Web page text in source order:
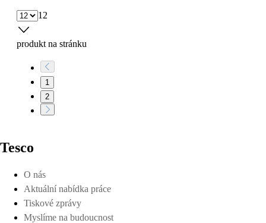
12
produkt na stránku
1
2
Tesco
O nás
Aktuální nabídka práce
Tiskové zprávy
Myslíme na budoucnost